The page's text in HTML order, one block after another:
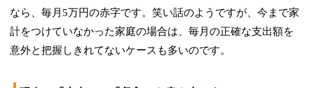
なら、毎月5万円の赤字です。笑い話のようですが、今まで家
計をつけていなかった家庭の場合は、毎月の正確な支出額を
意外と把握しきれてないケースも多いのです。